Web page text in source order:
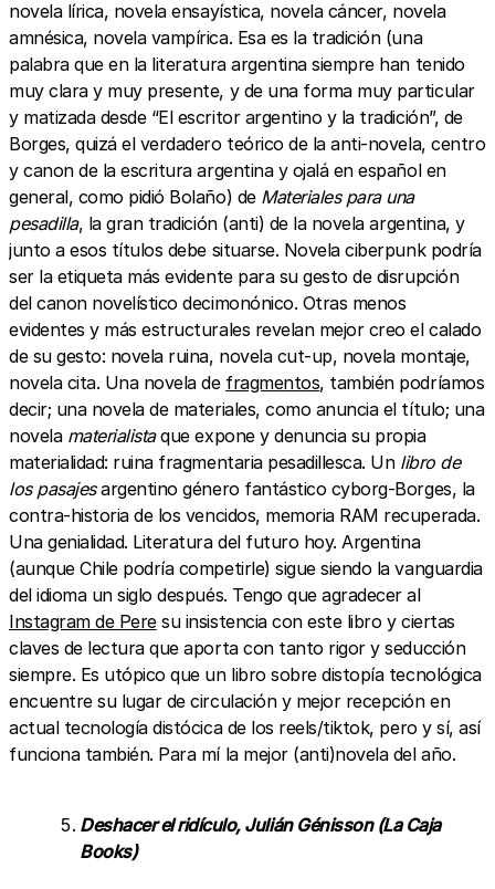
novela lírica, novela ensayística, novela cáncer, novela
amnésica, novela vampírica. Esa es la tradición (una
palabra que en la literatura argentina siempre han tenido
muy clara y muy presente, y de una forma muy particular
y matizada desde “El escritor argentino y la tradición”, de
Borges, quizá el verdadero teórico de la anti-novela, centro
y canon de la escritura argentina y ojalá en español en
general, como pidió Bolaño) de Materiales para una
pesadilla, la gran tradición (anti) de la novela argentina, y
junto a esos títulos debe situarse. Novela ciberpunk podría
ser la etiqueta más evidente para su gesto de disrupción
del canon novelístico decimonónico. Otras menos
evidentes y más estructurales revelan mejor creo el calado
de su gesto: novela ruina, novela cut-up, novela montaje,
novela cita. Una novela de fragmentos, también podríamos
decir; una novela de materiales, como anuncia el título; una
novela materialistaque expone y denuncia su propia
materialidad: ruina fragmentaria pesadillesca. Un libro de
los pasajesargentino género fantástico cyborg-Borges, la
contra-historia de los vencidos, memoria RAM recuperada.
Una genialidad. Literatura del futuro hoy. Argentina
(aunque Chile podría competirle) sigue siendo la vanguardia
del idioma un siglo después. Tengo que agradecer al
Instagram de Peresu insistencia con este libro y ciertas
claves de lectura que aporta con tanto rigor y seducción
siempre. Es utópico que un libro sobre distopía tecnológica
encuentre su lugar de circulación y mejor recepción en
actual tecnología distócica de los reels/tiktok, pero y sí, así
funciona también. Para mí la mejor (anti)novela del año.
Deshacer el ridículo, Julián Génisson (La Caja
Books)